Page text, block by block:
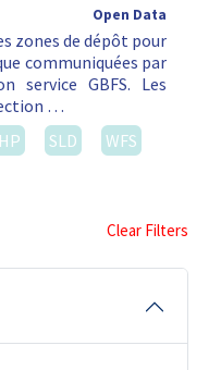
Open Data
zones de dépôt pour
communiquées par
service GBFS. Les
…
SLD
WFS
Clear Filters